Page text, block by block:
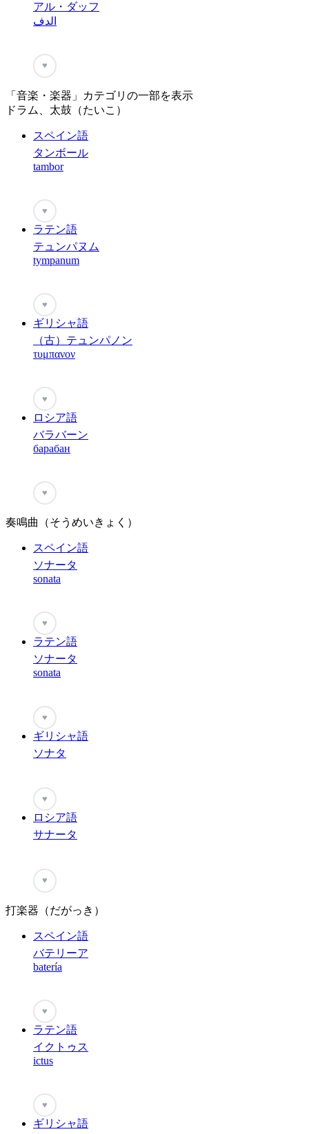
アル・ダッフ
الدف
♥
「音楽・楽器」カテゴリの一部を表示
ドラム、太鼓（たいこ）
スペイン語
タンボール
tambor
♥
ラテン語
テュンパヌム
tympanum
♥
ギリシャ語
（古）テュンパノン
τυμπανον
♥
ロシア語
バラバーン
барабан
♥
奏鳴曲（そうめいきょく）
スペイン語
ソナータ
sonata
♥
ラテン語
ソナータ
sonata
♥
ギリシャ語
ソナタ
♥
ロシア語
サナータ
♥
打楽器（だがっき）
スペイン語
バテリーア
batería
♥
ラテン語
イクトゥス
ictus
♥
ギリシャ語